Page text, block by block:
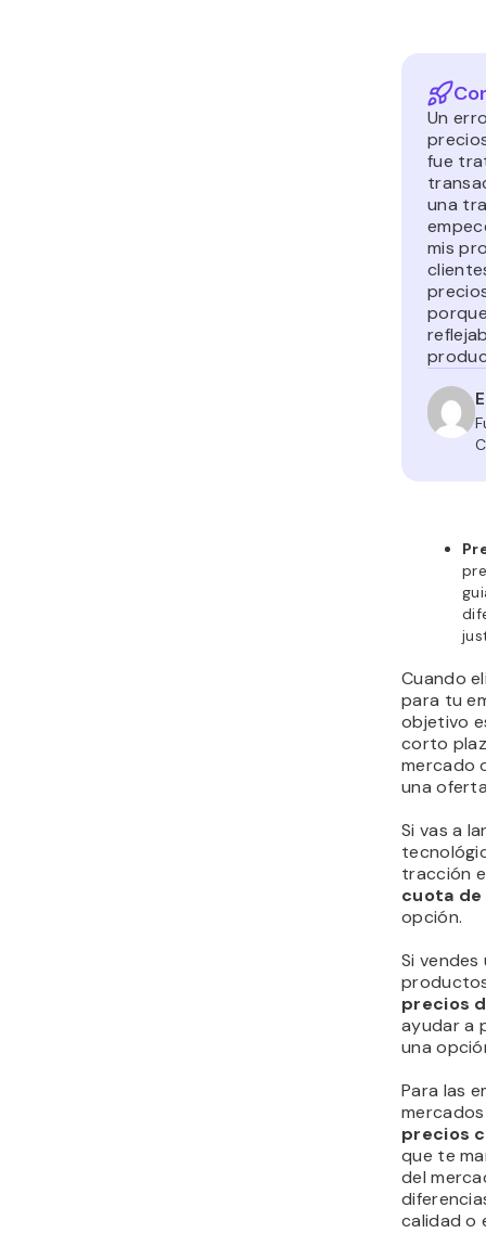
Un
fue
una
mis
Cuando
para tu
objetivo
corto
mercado
una
Si vas a
tracción
cuota
opción.
Si
precios
ayudar a
una
Para las
precios
que te
del
calidad o